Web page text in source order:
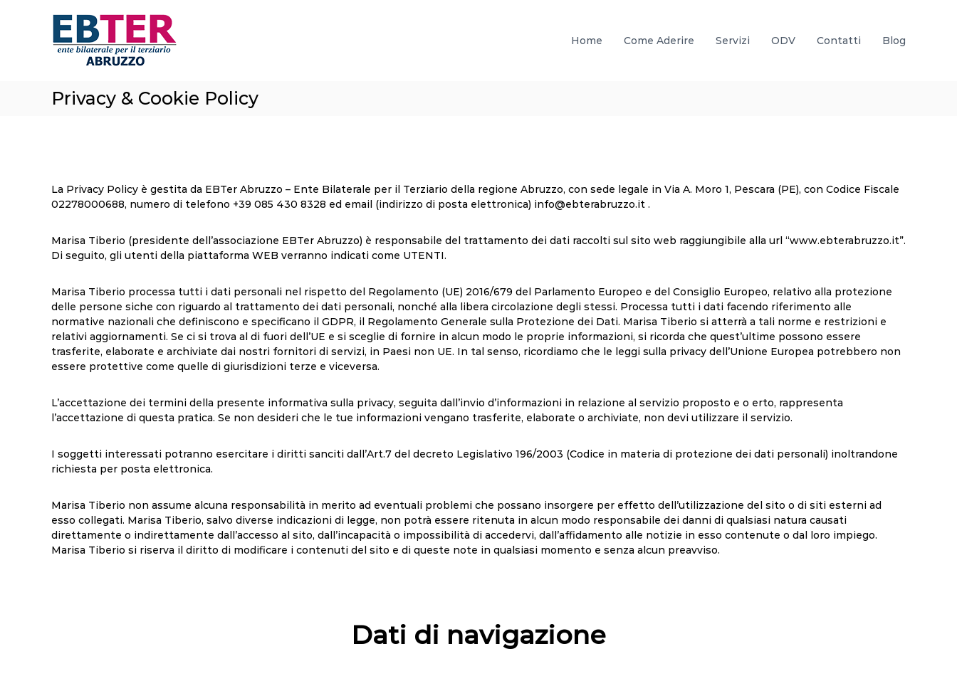
A
b
o
Home Come Aderire Servizi ODV Contatti Blog
Privacy & Cookie Policy
La Privacy Policy è gestita da EBTer Abruzzo – Ente Bilaterale per il Terziario della regione Abruzzo, con sede legale in Via A. Moro 1, Pescara (PE), con Codice Fiscale
02278000688, numero di telefono +39 085 430 8328 ed email (indirizzo di posta elettronica) info@ebterabruzzo.it .
Marisa Tiberio (presidente dell’associazione EBTer Abruzzo) è responsabile del trattamento dei dati raccolti sul sito web raggiungibile alla url “www.ebterabruzzo.it”.
Di seguito, gli utenti della piattaforma WEB verranno indicati come UTENTI.
Marisa Tiberio processa tutti i dati personali nel rispetto del Regolamento (UE) 2016/679 del Parlamento Europeo e del Consiglio Europeo, relativo alla protezione
delle persone siche con riguardo al trattamento dei dati personali, nonché alla libera circolazione degli stessi. Processa tutti i dati facendo riferimento alle
normative nazionali che definiscono e specificano il GDPR, il Regolamento Generale sulla Protezione dei Dati. Marisa Tiberio si atterrà a tali norme e restrizioni e
relativi aggiornamenti. Se ci si trova al di fuori dell’UE e si sceglie di fornire in alcun modo le proprie informazioni, si ricorda che quest’ultime possono essere
trasferite, elaborate e archiviate dai nostri fornitori di servizi, in Paesi non UE. In tal senso, ricordiamo che le leggi sulla privacy dell’Unione Europea potrebbero non
essere protettive come quelle di giurisdizioni terze e viceversa.
L’accettazione dei termini della presente informativa sulla privacy, seguita dall’invio d’informazioni in relazione al servizio proposto e o erto, rappresenta
l’accettazione di questa pratica. Se non desideri che le tue informazioni vengano trasferite, elaborate o archiviate, non devi utilizzare il servizio.
I soggetti interessati potranno esercitare i diritti sanciti dall’Art.7 del decreto Legislativo 196/2003 (Codice in materia di protezione dei dati personali) inoltrandone
richiesta per posta elettronica.
Marisa Tiberio non assume alcuna responsabilità in merito ad eventuali problemi che possano insorgere per effetto dell’utilizzazione del sito o di siti esterni ad
esso collegati. Marisa Tiberio, salvo diverse indicazioni di legge, non potrà essere ritenuta in alcun modo responsabile dei danni di qualsiasi natura causati
direttamente o indirettamente dall’accesso al sito, dall’incapacità o impossibilità di accedervi, dall’affidamento alle notizie in esso contenute o dal loro impiego.
Marisa Tiberio si riserva il diritto di modificare i contenuti del sito e di queste note in qualsiasi momento e senza alcun preavviso.
Dati di navigazione